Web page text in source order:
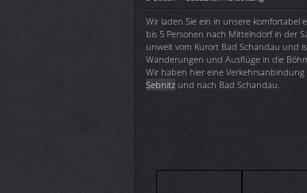
Wir laden Sie ein in unsere komfortabel
bis 5 Personen nach Mittelndorf in der
unweit vom Kurort Bad Schandau und
Wanderungen und Ausflüge in die
Wir haben hier eine
Sebnitz und nach Bad Schandau.